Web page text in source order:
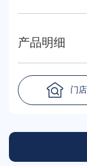
产品明细
门